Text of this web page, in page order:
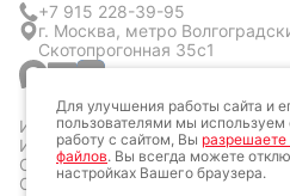
+7 915 228-39-95
г. Москва, метро
Скотопрогонная 35с1
ИП Кличук Оксана Сергеевна
ИНН: 773428377057
ОГРН: 323774600160161
ОКТМО: 45387000
Для улучшения работы сайта и
пользователями мы
работу с сайтом, Вы
файлов. Вы всегда можете
настройках Вашего браузера.